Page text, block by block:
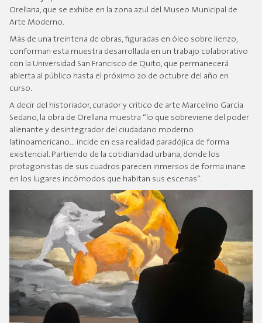
Orellana, que se exhibe en la zona azul del Museo Municipal de
Arte Moderno.
Más de una treintena de obras, figuradas en óleo sobre lienzo,
conforman esta muestra desarrollada en un trabajo colaborativo
con la Universidad San Francisco de Quito, que permanecerá
abierta al público hasta el próximo 20 de octubre del año en
curso.
A decir del historiador, curador y crítico de arte Marcelino García
Sedano, la obra de Orellana muestra “lo que sobreviene del poder
alienante y desintegrador del ciudadano moderno
latinoamericano… incide en esa realidad paradójica de forma
existencial. Partiendo de la cotidianidad urbana, donde los
protagonistas de sus cuadros parecen inmersos de forma inane
en los lugares incómodos que habitan sus escenas”.